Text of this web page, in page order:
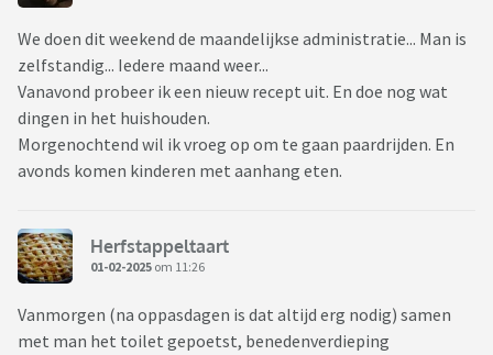
We doen dit weekend de maandelijkse administratie... Man is
zelfstandig... Iedere maand weer...
Vanavond probeer ik een nieuw recept uit. En doe nog wat
dingen in het huishouden.
Morgenochtend wil ik vroeg op om te gaan paardrijden. En
avonds komen kinderen met aanhang eten.
Herfstappeltaart
01-02-2025 om 11:26
Vanmorgen (na oppasdagen is dat altijd erg nodig) samen
met man het toilet gepoetst, benedenverdieping